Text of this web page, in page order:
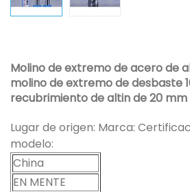
Molino de extremo de acero de
molino de extremo de desbaste
recubrimiento de altin de 20
Lugar de origen: Marca:
modelo:
China
EN MENTE